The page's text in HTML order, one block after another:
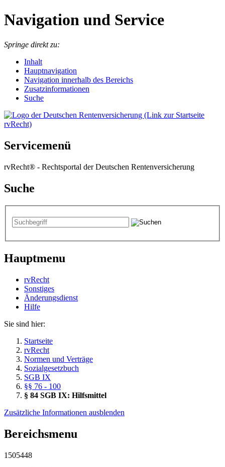
Navigation und Service
Springe direkt zu:
Inhalt
Hauptnavigation
Navigation innerhalb des Bereichs
Zusatzinformationen
Suche
Servicemenü
rvRecht® - Rechtsportal der Deutschen Rentenversicherung
Suche
Hauptmenu
rvRecht
Sonstiges
Änderungsdienst
Hil­fe
Sie sind hier:
Startseite
rvRecht
Normen und Verträge
Sozialgesetzbuch
SGB IX
§§ 76 - 100
§ 84 SGB IX: Hilfsmittel
Zusätzliche Informationen ausblenden
Bereichsmenu
1505448